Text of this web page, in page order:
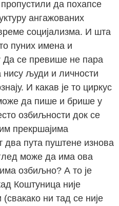
да похапсе
ангажованих
социјализма. И шта
пуних имена и
Да се превише не пара
нису људи и личности
И какав је то циркус
да пише и брише у
озбиљности док се
прекршајима
два пута пуштене изнова
може да има ова
озбиљно? А то је
Коштуница није
ни тад се није